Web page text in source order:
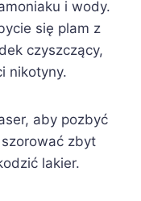
i wody.
się plam z
czyszczący,
nikotyny.
aby pozbyć
zbyt
lakier.